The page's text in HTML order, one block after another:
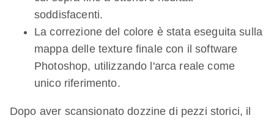
soddisfacenti.
La correzione del colore è stata eseguita sulla
mappa delle texture finale con il software
Photoshop, utilizzando l'arca reale come
unico riferimento.
Dopo aver scansionato dozzine di pezzi storici, il